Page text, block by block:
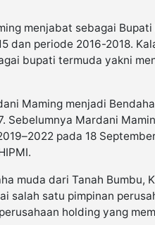
menjabat sebagai
dan periode 2016-2018.
bupati termuda yakni
Maming menjadi
Sebelumnya Mardani
pada 18
muda dari Tanah Bumbu,
salah satu pimpinan
holding yang